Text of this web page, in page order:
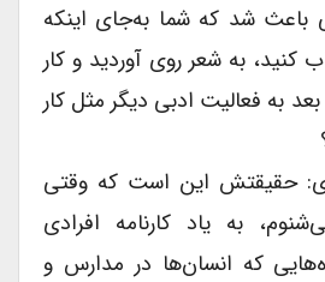
شد که شما به‌جای اینکه
به شعر روی آوردید و کار
به فعالیت ادبی دیگر مثل کار
حقیقتش این است که وقتی
به یاد کارنامه افرادی
که انسان‌ها در مدارس و